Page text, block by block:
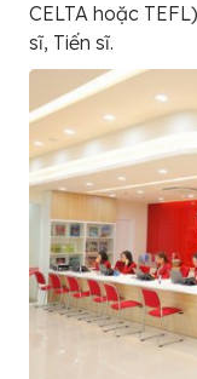
CELTA hoặc
sĩ, Tiến sĩ.